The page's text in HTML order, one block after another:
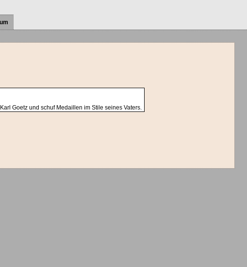
Goetz und schuf Medaillen im Stile seines Vaters.